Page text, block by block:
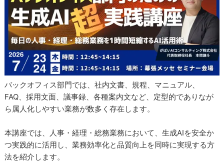
バックオフィス部門では、社内文書、規程、マニュアル、
FAQ、採用文面、議事録、各種案内文など、定型的でありなが
ら属人化しやすい業務が数多く存在します。
本講座では、人事・経理・総務業務において、生成AIを安全か
つ実践的に活用し、業務効率化と品質向上を同時に実現する方
法を紹介します。